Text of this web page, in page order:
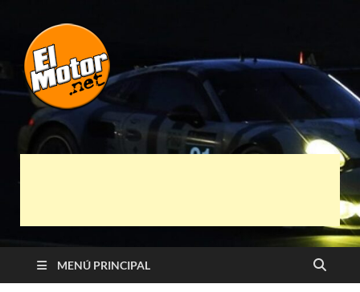
El Motor punto
Net
Automóviles
MENÚ PRINCIPAL